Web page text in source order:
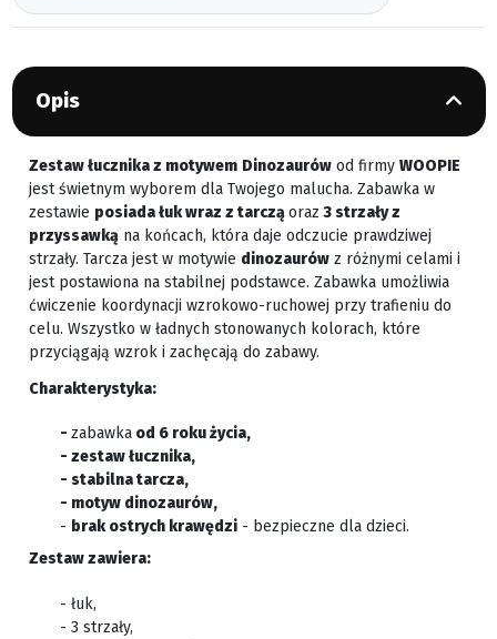
Opis
Zestaw łucznika z motywem Dinozaurówod firmy WOOPIE
jest świetnym wyborem dla Twojego malucha. Zabawka w
zestawie posiada łuk wraz z tarcząoraz3 strzały z
przyssawkąna końcach, która daje odczucie prawdziwej
strzały. Tarcza jest w motywie dinozaurówz różnymi celami i
jest postawiona na stabilnej podstawce. Zabawka umożliwia
ćwiczenie koordynacji wzrokowo-ruchowej przy trafieniu do
celu. Wszystko w ładnych stonowanych kolorach, które
przyciągają wzrok i zachęcają do zabawy.
Charakterystyka:
- zabawkaod 6 roku życia,
- zestaw łucznika,
- stabilna tarcza,
- motyw dinozaurów,
- brak ostrych krawędzi- bezpieczne dla dzieci.
Zestaw zawiera:
- łuk,
- 3 strzały,